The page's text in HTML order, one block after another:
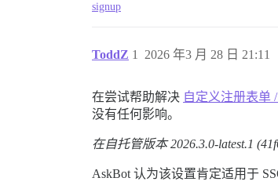
signup
ToddZ 2026 年3 月 28 日 21:11
1
在尝试帮助解决 自定义注册表单
没有任何影响。
在自托管版本 2026.3.0-latest.1
AskBot 认为该设置肯定适用于